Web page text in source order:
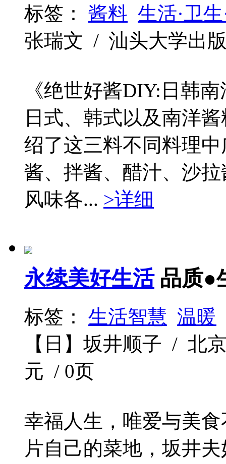
标签： 酱料 生活·卫
张瑞文 / 汕头大学出
《绝世好酱DIY:日韩
日式、韩式以及南洋
绍了这三料不同料理
酱、拌酱、醋汁、沙
风味各... >详细
永续美好生活 品质●
标签： 生活智慧 温暖
【日】坂井顺子 / 北
元 / 0页
幸福人生，唯爱与美
片自己的菜地，坂井